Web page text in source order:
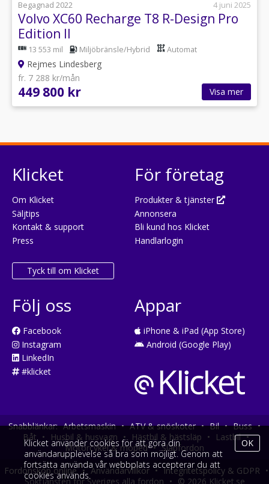
Begagnad 2022
4 juni 2025
Volvo XC60 Recharge T8 R-Design Pro
Edition II
13 553 mil Miljöbränsle/Hybrid Automat
Rejmes Lindesberg
fr. 7 288 kr/mån
449 800 kr Visa mer
Klicket
Om Klicket
Säljtips
Kontakt & support
Press
Tyck till om Klicket
För företag
Produkter & tjänster
Annonsera
Bli kund hos Klicket
Handlarlogin
Följ oss
Facebook
Instagram
LinkedIn
#klicket
Appar
iPhone & iPad (App Store)
Android (Google Play)
Snabblänkar: Arbetsmaskin • ATV & snöskoter • Bil • Buss •
Båt • Husbil & husvagn • Hästbil & hästsläp • Lastbil •
Motorcykel & moped • Släpfordon
Fordonsköp online • Användarvillkor • Integritetspolicy & GDPR •
Söktjänsten för Sveriges alla fordon • © 2026 Klicket.se
Klicket använder cookies för att göra din
användarupplevelse så bra som möjligt. Genom att
fortsätta använda vår webbplats accepterar du att
cookies används.
OK